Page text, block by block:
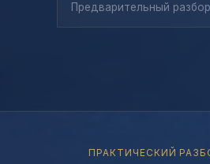
Предварительный
ПРАКТИЧЕСКИЙ